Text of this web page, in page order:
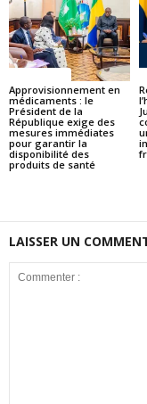
Approvisionnement en
médicaments : le
Président de la
République exige des
mesures immédiates
pour garantir la
disponibilité des
produits de santé
LAISSER UN